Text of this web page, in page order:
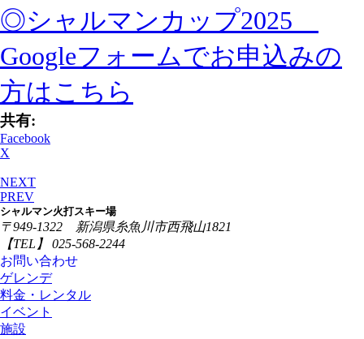
◎シャルマンカップ2025
Googleフォームでお申込みの
方はこちら
共有:
Facebook
X
NEXT
PREV
シャルマン火打スキー場
〒949-1322 新潟県糸魚川市西飛山1821
【TEL】 025-568-2244
お問い合わせ
ゲレンデ
料金・レンタル
イベント
施設